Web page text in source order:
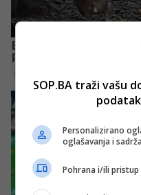
SOP.BA traži vašu
Personalizirano
oglašavanja i
Pohrana i/ili